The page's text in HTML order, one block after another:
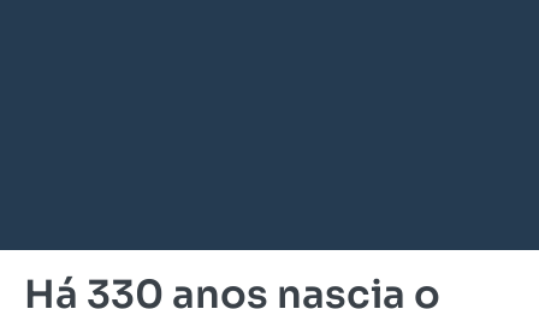
Há 330 anos nascia o